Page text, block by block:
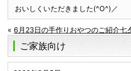
ご家族向け
おいしくいただきました(^O^)／
« 6月23日の手作りおやつのご紹介